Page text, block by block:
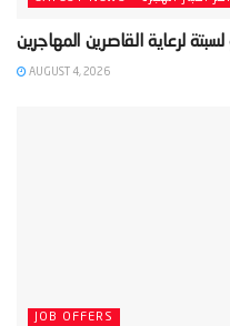
AUGUST 4, 2026
JOB OFFERS